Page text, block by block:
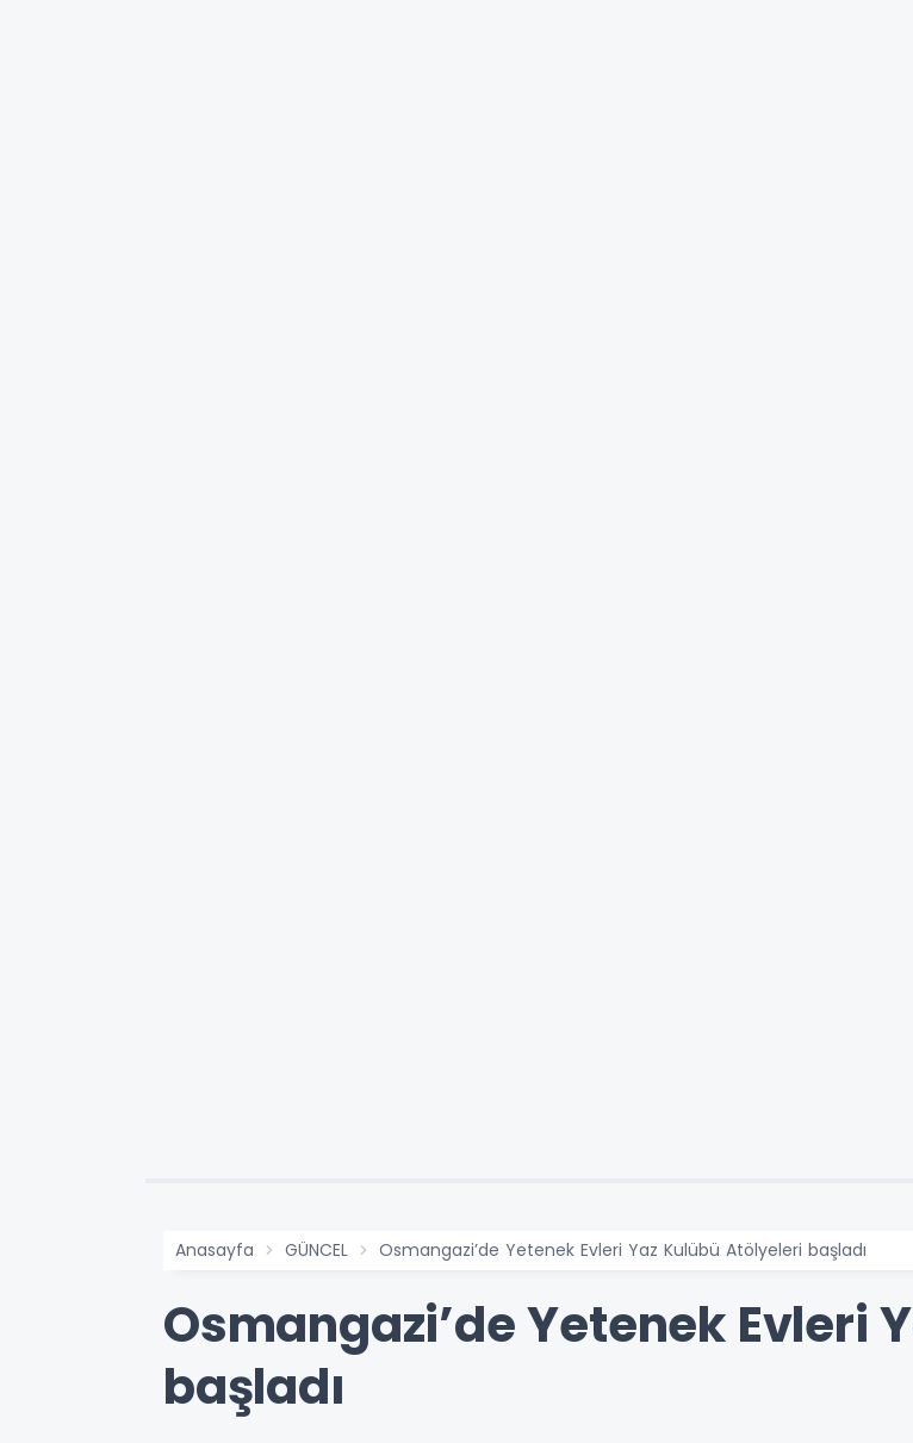
Anasayfa GÜNCEL Osmangazi’de Yetenek Evleri Yaz Kulübü Atölyeleri başladı
Osmangazi’de Yetenek Evleri
başladı